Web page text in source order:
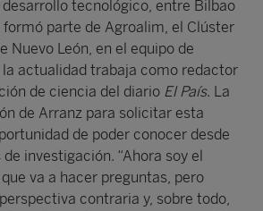
tecnológico, entre Bilbao
formó parte de Agroalim, el Clúster
Nuevo León, en el equipo de
actualidad trabaja como redactor
de ciencia del diario El País. La
de Arranz para solicitar esta
de poder conocer desde
investigación. “Ahora soy el
va a hacer preguntas, pero
contraria y, sobre todo,